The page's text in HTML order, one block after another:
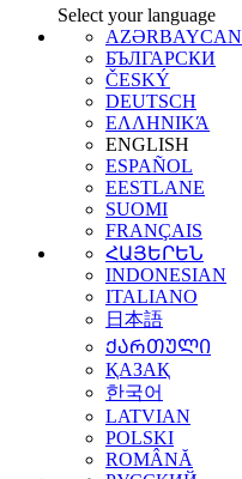
Select your language
AZƏRBAYCAN
БЪЛГАРСКИ
ČESKÝ
DEUTSCH
ΕΛΛΗΝΙΚΆ
ENGLISH
ESPAÑOL
EESTLANE
SUOMI
FRANÇAIS
ՀԱՅԵՐԵՆ
INDONESIAN
ITALIANO
日本語
ᲥᲐᲠᲗᲣᲚᲘ
ҚАЗАҚ
한국어
LATVIAN
POLSKI
ROMÂNĂ